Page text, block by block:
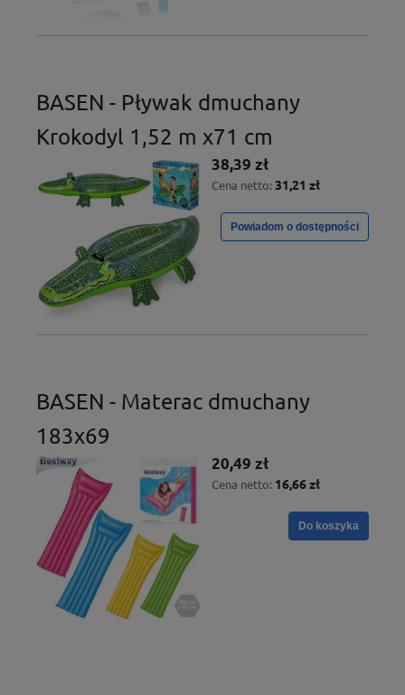
BASEN - Pływak dmuchany
Krokodyl 1,52 m x71 cm
38,39 zł
Cena netto: 31,21 zł
Powiadom o dostępności
BASEN - Materac dmuchany
183x69
20,49 zł
Cena netto: 16,66 zł
Do koszyka